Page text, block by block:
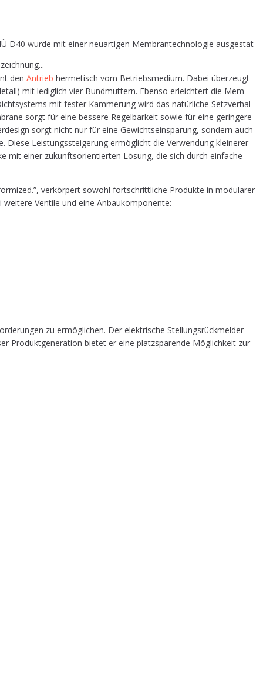
D40 wur­de mit einer neu­ar­ti­gen Mem­bran­tech­no­lo­gie aus­ge­stat­
den Antrieb her­me­tisch vom Betriebs­me­di­um. Dabei über­zeugt
mit ledig­lich vier Bund­mut­tern. Eben­so erleich­tert die Mem­
mit fes­ter Kam­me­rung wird das natür­li­che Setz­ver­hal­
sorgt für eine bes­se­re Regel­bar­keit sowie für eine gerin­ge­re
sorgt nicht nur für eine Gewichts­ein­spa­rung, son­dern auch
Leis­tungs­stei­ge­rung ermög­licht die Ver­wen­dung klei­ne­rer
mit einer zukunfts­ori­en­tier­ten Lösung, die sich durch ein­fa­che
ver­kör­pert sowohl fort­schritt­li­che Pro­duk­te in modu­la­rer
Ven­ti­le und eine Anbaukomponente:
zu ermög­li­chen. Der elek­tri­sche Stel­lungs­rück­mel­der
Pro­dukt­ge­nera­ti­on bie­tet er eine platz­spa­ren­de Mög­lich­keit zur